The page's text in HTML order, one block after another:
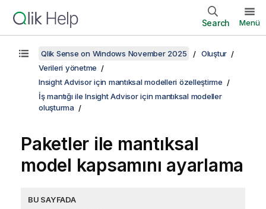
Search Menü
Qlik Sense on Windows November 2025
Oluştur
Verileri yönetme
Insight Advisor için mantıksal modelleri özelleştirme
İş mantığı ile Insight Advisor için mantıksal modeller
oluşturma
Paketler ile mantıksal
model kapsamını ayarlama
BU SAYFADA